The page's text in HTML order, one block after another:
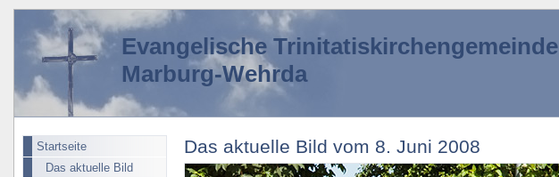
Evangelische Trinitatiskirchengemeinde
Marburg-Wehrda
Startseite
Das aktuelle Bild
Das aktuelle Bild vom 8. Juni 2008